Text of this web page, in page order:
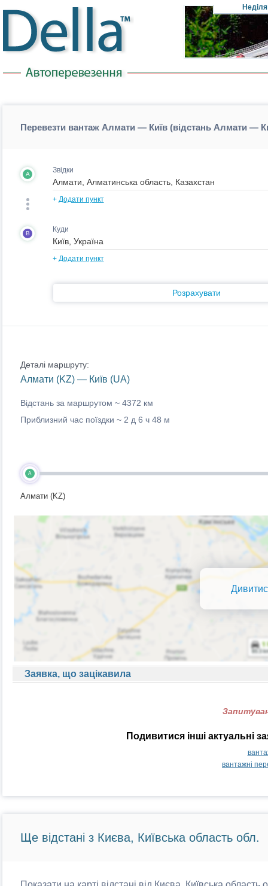
Неділя
Перевезти вантаж Алмати — Київ (відстань Алмати —
A Звідки
+ Додати пункт
B Куди
+ Додати пункт
Розрахувати
Деталі маршруту:
Алмати (KZ) — Київ (UA)
Відстань за маршрутом ~ 4372 км
Приблизний час поїздки ~ 2 д 6 ч 48 м
A
Алмати (KZ)
Заявка, що зацікавила
Подивитися інші актуальні
вантажні
Ще відстані з Києва, Київська область обл.